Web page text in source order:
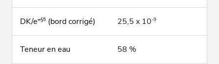
DK/e∞§5 (bord corrigé) 25,5 x 10-9
Teneur en eau 58 %